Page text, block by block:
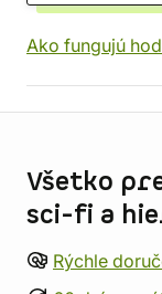
Ako fungujú
Všetko
sci-fi a
Rýchle